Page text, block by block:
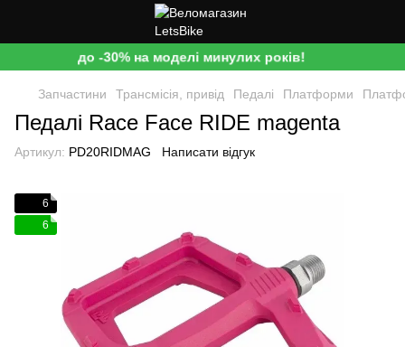
до -30% на моделі минулих років!
Запчастини Трансмісія, привід Педалі Платформи
Педалі Race Face RIDE magenta
Артикул: PD20RIDMAG Написати відгук
6
6